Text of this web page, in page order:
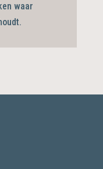
waar